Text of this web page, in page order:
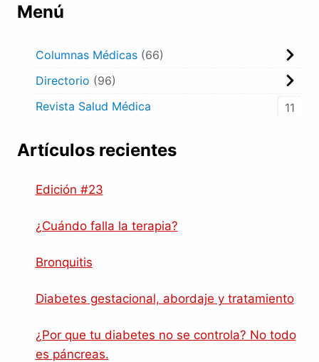
Menú
Columnas Médicas
66
Directorio
96
Revista Salud Médica
11
Artículos recientes
Edición #23
¿Cuándo falla la terapia?
Bronquitis
Diabetes gestacional, abordaje y tratamiento
¿Por que tu diabetes no se controla? No todo
es páncreas.